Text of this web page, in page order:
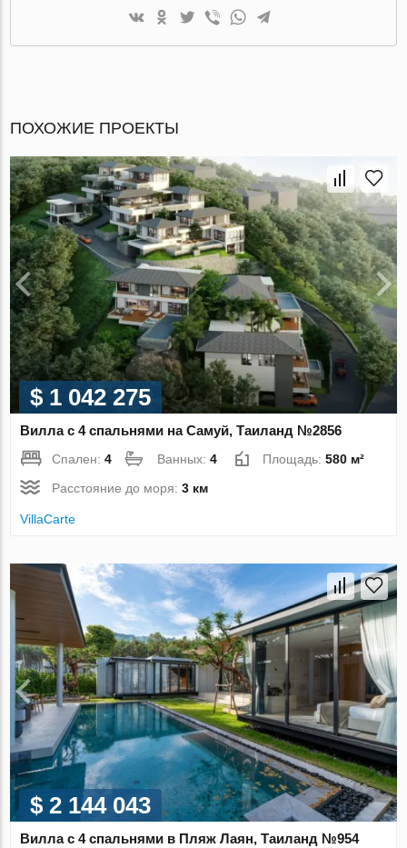
ПОХОЖИЕ ПРОЕКТЫ
$ 1 042 275
Вилла с 4 спальнями на Самуй, Таиланд №2856
Спален:4 Ванных:4 Площадь:580 м²
Расстояние до моря:3 км
VillaСarte
$ 2 144 043
Вилла с 4 спальнями в Пляж Лаян, Таиланд №954